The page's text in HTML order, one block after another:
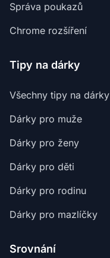
Správa poukazů
Chrome rozšíření
Tipy na dárky
Všechny tipy na dárky
Dárky pro muže
Dárky pro ženy
Dárky pro děti
Dárky pro rodinu
Dárky pro mazlíčky
Srovnání